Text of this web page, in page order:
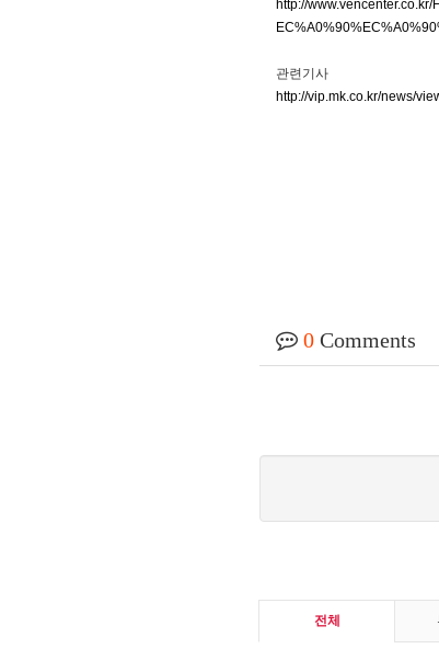
http://
관련기사
http://vip.mk.co.kr/news/
0 Comments
전체